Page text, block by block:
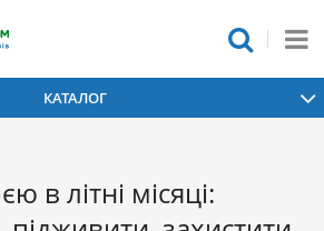
КАТАЛОГ
в літні місяці: